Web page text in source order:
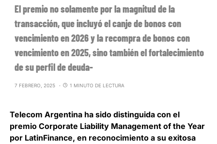
El premio no solamente por la magnitud de la
transacción, que incluyó el canje de bonos con
vencimiento en 2026 y la recompra de bonos con
vencimiento en 2025, sino también el fortalecimiento
de su perfil de deuda-
7 FEBRERO, 2025 1 MINUTO DE LECTURA
Telecom Argentina ha sido distinguida con el
premio Corporate Liability Management of the Year
por LatinFinance, en reconocimiento a su exitosa